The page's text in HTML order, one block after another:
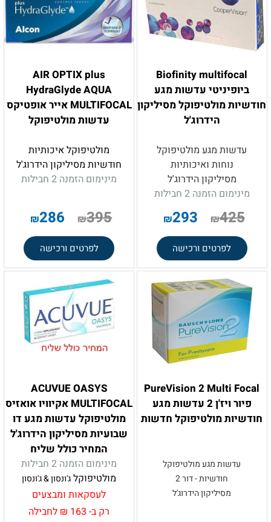
Biofinity multifocal
ביופיניטי עדשות מגע
חודשיות מולטיפוקל מסיליקון
הידרוג'ל
עדשות מגע מולטיפוקל
נוחות ואיכותיות
מסיליקון הידרוג'ל
מינימום הזמנה 2 חבילות
₪425
₪293
לפרטים ורכישה
AIR OPTIX plus
HydraGlyde AQUA
MULTIFOCAL אייר אופטיקס
עדשות מולטיפוקל
מולטיפוקל איכותיות
חודשיות מסיליקון הידרוג'ל
מינימום הזמנה 2 חבילות
₪395
₪286
לפרטים ורכישה
PureVision 2 Multi Focal
פיור ויז'ן 2 עדשות מגע
חודשיות מולטיפוקל חדשות
עדשות מגע מולטיפוקל
חודשיות - דור 2
מסיליקון הידרוג'ל
ACUVUE OASYS
MULTIFOCAL אקיוויו אואזיס
מולטיפוקל עדשות מגע דו
שבועיות מסיליקון הידרוג'ל
המחיר כולל שליח
מינימום הזמנה 2 חבילות
מולטיפוקלג'ונסון & ג'ונסון
לעסקאות ומבצעים
רק ב- 163 ₪ לחבילה